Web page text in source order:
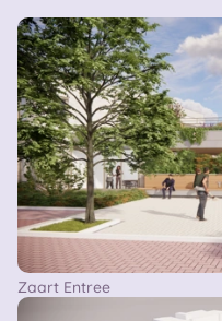
Zaart Entree